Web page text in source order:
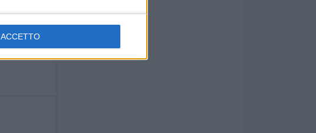
ACCETTO